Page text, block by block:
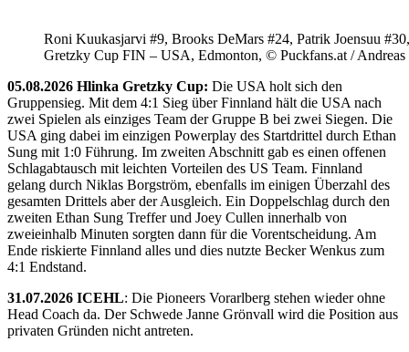
Roni Kuukasjarvi #9, Brooks DeMars #24, Patrik Joensuu
Gretzky Cup FIN – USA, Edmonton, © Puckfans.at / Andreas
05.08.2026 Hlinka Gretzky Cup: Die USA holt sich den
Gruppensieg. Mit dem 4:1 Sieg über Finnland hält die USA nach
zwei Spielen als einziges Team der Gruppe B bei zwei Siegen. Die
USA ging dabei im einzigen Powerplay des Startdrittel durch Ethan
Sung mit 1:0 Führung. Im zweiten Abschnitt gab es einen offenen
Schlagabtausch mit leichten Vorteilen des US Team. Finnland
gelang durch Niklas Borgström, ebenfalls im einigen Überzahl des
gesamten Drittels aber der Ausgleich. Ein Doppelschlag durch den
zweiten Ethan Sung Treffer und Joey Cullen innerhalb von
zweieinhalb Minuten sorgten dann für die Vorentscheidung. Am
Ende riskierte Finnland alles und dies nutzte Becker Wenkus zum
4:1 Endstand.
31.07.2026 ICEHL: Die Pioneers Vorarlberg stehen wieder ohne
Head Coach da. Der Schwede Janne Grönvall wird die Position aus
privaten Gründen nicht antreten.